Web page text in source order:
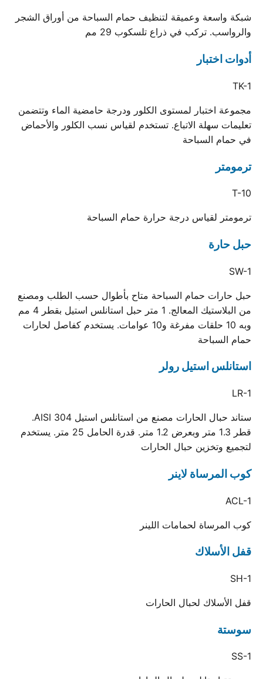
شبكة واسعة وعميقة لتنظيف حمام السباحة من أوراق الشجر
والرواسب. تركب في ذراع تلسكوب 29 مم
أدوات اختبار
TK-1
مجموعة اختبار لمستوى الكلور ودرجة حامضية الماء وتتضمن
تعليمات سهلة الاتباع. تستخدم لقياس نسب الكلور والأحماض
في حمام السباحة
ترمومتر
T-10
ترمومتر لقياس درجة حرارة حمام السباحة
حبل حارة
SW-1
حبل حارات حمام السباحة متاح بأطوال حسب الطلب ومصنع
من البلاستيك المعالج. 1 متر حبل استانلس استيل بقطر 4 مم
وبه 10 حلقات مفرغة و10 عوامات. يستخدم كفاصل لحارات
حمام السباحة
استانلس استيل رولر
LR-1
ستاند حبال الحارات مصنع من استانلس استيل AISI 304.
قطر 1.3 متر وبعرض 1.2 متر. قدرة الحامل 25 متر. يستخدم
لتجميع وتخزين حبال الحارات
كوب المرساة لاينر
ACL-1
كوب المرساة لحمامات اللينر
قفل الأسلاك
SH-1
قفل الأسلاك لحبال الحارات
سوستة
SS-1